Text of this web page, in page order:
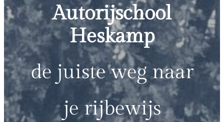
Autorijschool
Heskamp
de juiste weg naar
je rijbewijs